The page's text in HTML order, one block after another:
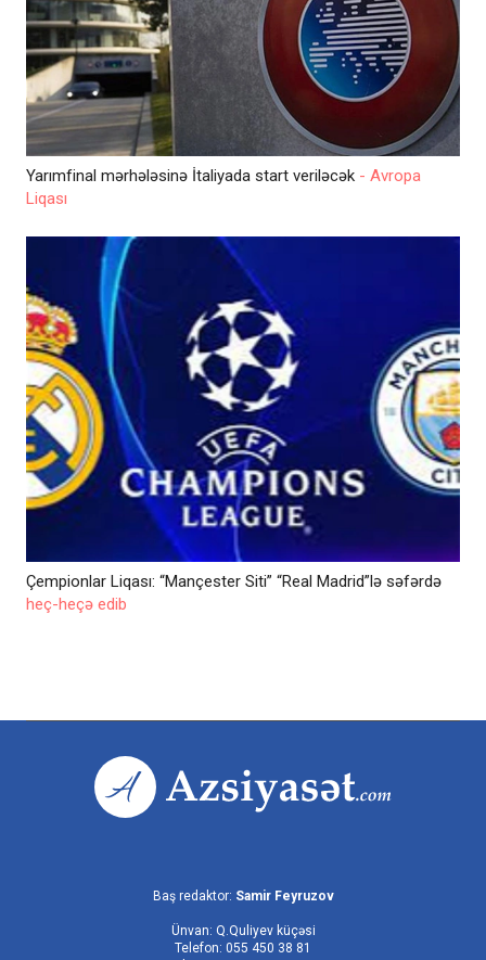
Yarımfinal mərhələsinə İtaliyada start veriləcək - Avropa
Liqası
Çempionlar Liqası: “Mançester Siti” “Real Madrid”lə səfərdə
heç-heçə edib
Baş redaktor: Samir Feyruzov
Ünvan: Q.Quliyev küçəsi
Telefon: 055 450 38 81